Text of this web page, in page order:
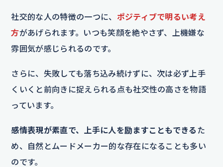
社交的な人の特徴の一つに、 ポジティブで明るい考え
方があげられます。いつも笑顔を絶やさず、上機嫌な
雰囲気が感じられるのです。
さらに、失敗しても落ち込み続けずに、次は必ず上手
くいくと前向きに捉えられる点も社交性の高さを物語
っています。
感情表現が素直で、上手に人を励ますこともできる た
め、自然とムードメーカー的な存在になることも多い
のです。